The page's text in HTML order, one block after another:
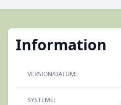
Information
VERSION/DATUM:
SYSTEME: